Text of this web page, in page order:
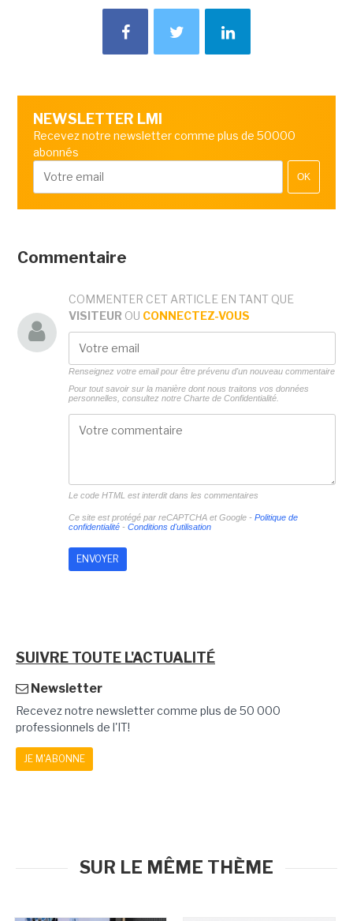
NEWSLETTER LMI
Recevez notre newsletter comme plus de 50000
abonnés
OK
Commentaire
COMMENTER CET ARTICLE EN TANT QUE
VISITEUR OU CONNECTEZ-VOUS
Renseignez votre email pour être prévenu d'un nouveau commentaire
Pour tout savoir sur la manière dont nous traitons vos données
personnelles, consultez notre Charte de Confidentialité.
Le code HTML est interdit dans les commentaires
Ce site est protégé par reCAPTCHA et Google - Politique de
confidentialité- Conditions d'utilisation
SUIVRE TOUTE L'ACTUALITÉ
Newsletter
Recevez notre newsletter comme plus de 50 000
professionnels de l'IT!
JE M'ABONNE
SUR LE MÊME THÈME